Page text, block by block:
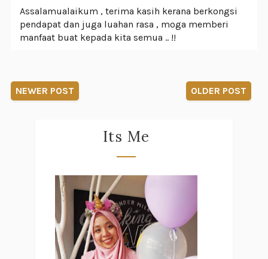
Assalamualaikum , terima kasih kerana berkongsi
pendapat dan juga luahan rasa , moga memberi
manfaat buat kepada kita semua .. !!
NEWER POST OLDER POST
Its Me